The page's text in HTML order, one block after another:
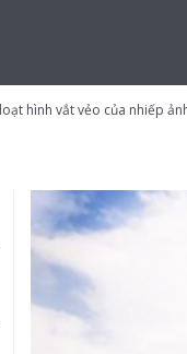
hình vắt vẻo của nhiếp